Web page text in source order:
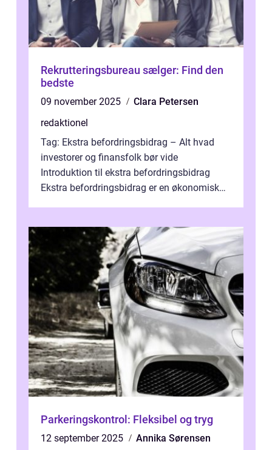
Rekrutteringsbureau sælger: Find den
bedste
09 november 2025
Clara Petersen
redaktionel
Tag: Ekstra befordringsbidrag – Alt hvad
investorer og finansfolk bør vide
Introduktion til ekstra befordringsbidrag
Ekstra befordringsbidrag er en økonomisk
Parkeringskontrol: Fleksibel og tryg
12 september 2025
Annika Sørensen